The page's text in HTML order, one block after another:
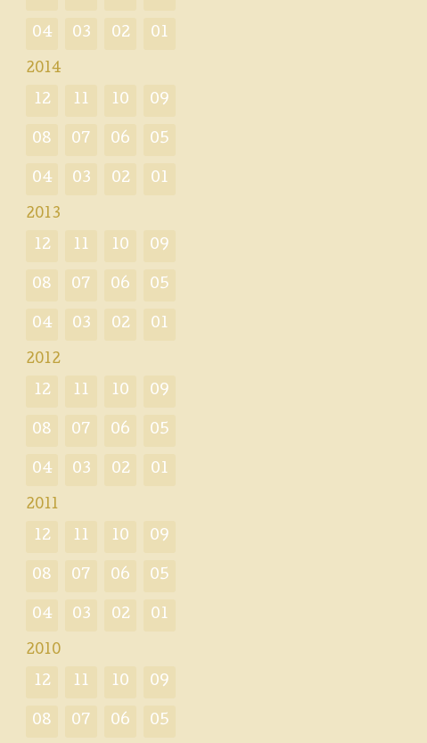
04 03 02 01
2014
12 11 10 09
08 07 06 05
04 03 02 01
2013
12 11 10 09
08 07 06 05
04 03 02 01
2012
12 11 10 09
08 07 06 05
04 03 02 01
2011
12 11 10 09
08 07 06 05
04 03 02 01
2010
12 11 10 09
08 07 06 05